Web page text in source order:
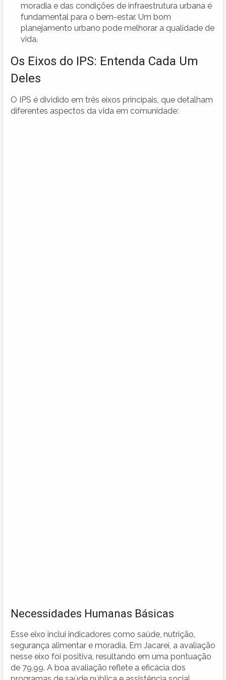
moradia e das condições de infraestrutura urbana é
fundamental para o bem-estar. Um bom
planejamento urbano pode melhorar a qualidade de
vida.
Os Eixos do IPS: Entenda Cada Um
Deles
O IPS é dividido em três eixos principais, que detalham
diferentes aspectos da vida em comunidade:
Necessidades Humanas Básicas
Esse eixo inclui indicadores como saúde, nutrição,
segurança alimentar e moradia. Em Jacareí, a avaliação
nesse eixo foi positiva, resultando em uma pontuação
de 79,99. A boa avaliação reflete a eficácia dos